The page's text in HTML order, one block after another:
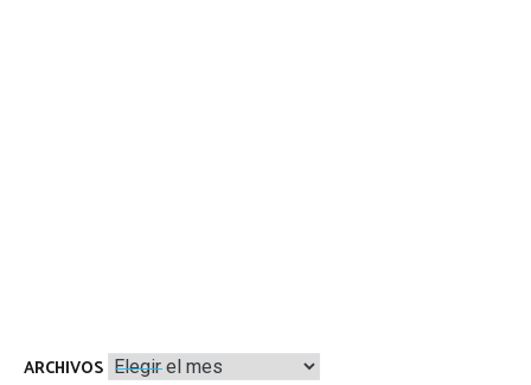
ARCHIVOS Archivos